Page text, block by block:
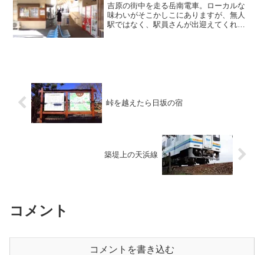
吉原の街中を走る岳南電車。ローカルな
味わいがそこかしこにありますが、無人
駅ではなく、駅員さんが出迎えてくれる
峠を越えたら日坂の宿
築堤上の天浜線
コメント
コメントを書き込む